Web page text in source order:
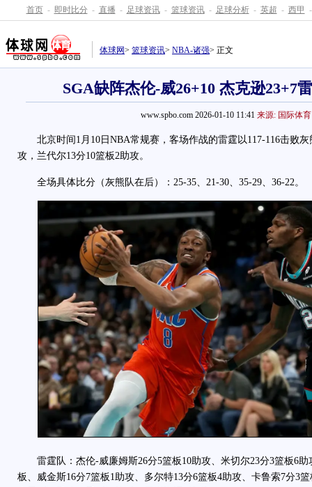
首页 - 即时比分 - 直播 - 足球资讯 - 篮球资讯 - 足球分析 - 英超 - 西甲 -
体球网> 篮球资讯> NBA-诸强> 正文
SGA缺阵杰伦-威26+10 杰克逊23+7
www.spbo.com 2026-01-10 11:41 来源: 国际体育
北京时间1月10日NBA常规赛，客场作战的雷霆以117-116击败灰
攻，兰代尔13分10篮板2助攻。
全场具体比分（灰熊队在后）：25-35、21-30、35-29、36-22。
雷霆队：杰伦-威廉姆斯26分5篮板10助攻、米切尔23分3篮板6助
板、威金斯16分7篮板1助攻、多尔特13分6篮板4助攻、卡鲁索7分3